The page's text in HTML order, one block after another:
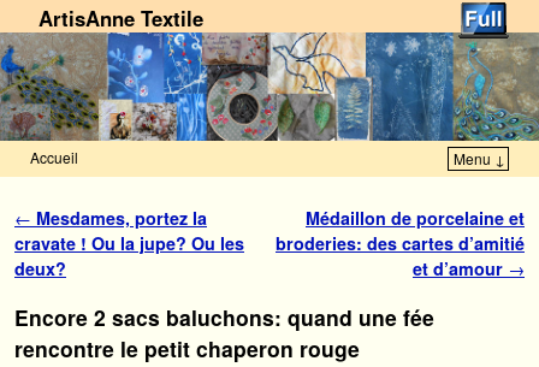
ArtisAnne Textile
Accueil Menu ↓
Navigation des articles
← Mesdames, portez la
cravate ! Ou la jupe? Ou les
deux?
Médaillon de porcelaine et
broderies: des cartes d’amitié
et d’amour →
Encore 2 sacs baluchons: quand une fée
rencontre le petit chaperon rouge